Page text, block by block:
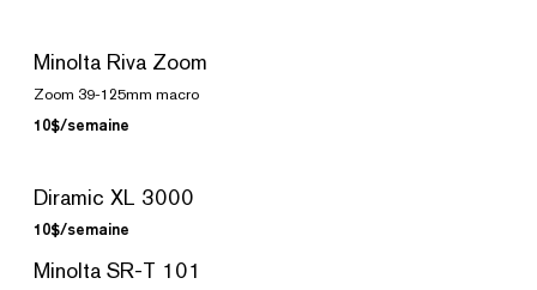
Minolta Riva Zoom
Zoom 39-125mm macro
10$/semaine
Diramic XL 3000
10$/semaine
Minolta SR-T 101